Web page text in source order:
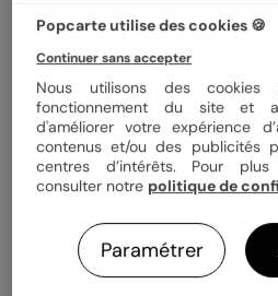
Classique Kraft
4(1avis)
Format
Popcarte utilise des cookies 🍪
Continuer sans accepter
Nous utilisons des
fonctionnement du site et
d'améliorer votre expérience
contenus et/ou des publicités
centres d’intérêts. Pour plus
consulter notre politique de
Paramétrer